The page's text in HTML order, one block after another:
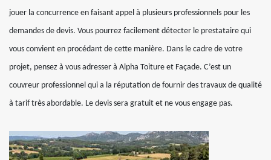
jouer la concurrence en faisant appel à plusieurs professionnels pour les
demandes de devis. Vous pourrez facilement détecter le prestataire qui
vous convient en procédant de cette manière. Dans le cadre de votre
projet, pensez à vous adresser à Alpha Toiture et Façade. C’est un
couvreur professionnel qui a la réputation de fournir des travaux de qualité
à tarif très abordable. Le devis sera gratuit et ne vous engage pas.